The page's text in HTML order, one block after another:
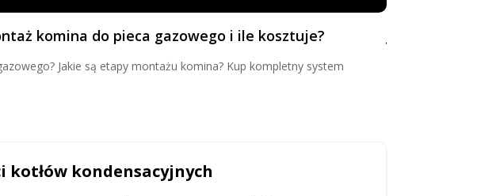
komina do pieca gazowego i ile kosztuje?
Jakie są etapy montażu komina? Kup kompletny system
kotłów kondensacyjnych